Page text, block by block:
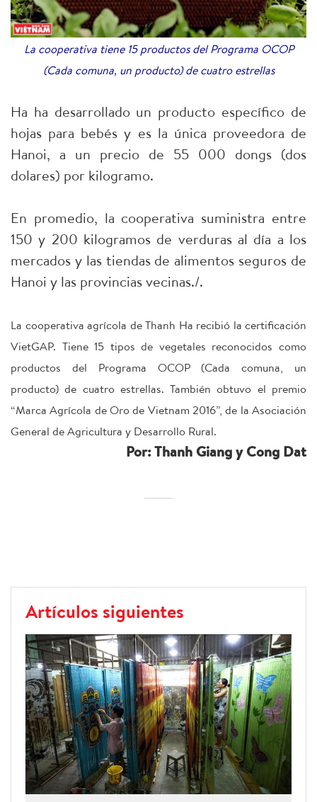
La cooperativa tiene 15 productos del Programa OCOP
(Cada comuna, un producto) de cuatro estrellas
Ha ha desarrollado un producto específico de
hojas para bebés y es la única proveedora de
Hanoi, a un precio de 55 000 dongs (dos
dolares) por kilogramo.
En promedio, la cooperativa suministra entre
150 y 200 kilogramos de verduras al día a los
mercados y las tiendas de alimentos seguros de
Hanoi y las provincias vecinas./.
La cooperativa agrícola de Thanh Ha recibió la certificación
VietGAP. Tiene 15 tipos de vegetales reconocidos como
productos del Programa OCOP (Cada comuna, un
producto) de cuatro estrellas. También obtuvo el premio
“Marca Agrícola de Oro de Vietnam 2016”, de la Asociación
General de Agricultura y Desarrollo Rural.
Por: Thanh Giang y Cong Dat
Artículos siguientes